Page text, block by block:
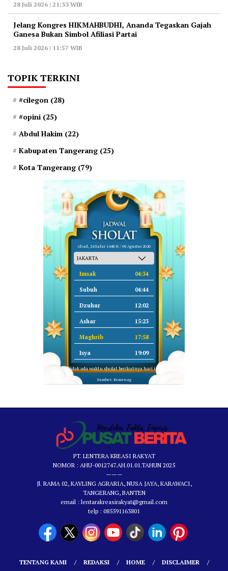
28 Juli 2026 | 21:33 WIB
‎Jelang Kongres HIKMAHBUDHI, Ananda Tegaskan Gajah
Ganesa Bukan Simbol Afiliasi Partai
28 Juli 2026 | 11:57 WIB
TOPIK TERKINI
#cilegon (28)
#opini (25)
Abdul Hakim (22)
Kabupaten Tangerang (25)
Kota Tangerang (79)
Ahad, 24 Safar 1448 H / 09 Agustus 2026
Imsak 04:34
Subuh 04:44
Dzuhur 12:02
Ashar 15:23
Maghrib 17:58
Isya 19:09
Tidak ada waktu sholat berikutnya hari ini.
Sumber: Kemenag
PT. LENTERA KREASI RAKYAT
NOMOR : AHU-0012747.AH.01.01.TAHUN 2025
———
Jl. RAMA 02, KAVLING AGRARIA, NUSA JAYA, KARAWACI,
TANGERANG, BANTEN
email : lentarakreasirakyat@gmail.com
telp : 085591163801
TENTANG KAMI REDAKSI HOME DISCLAIMER